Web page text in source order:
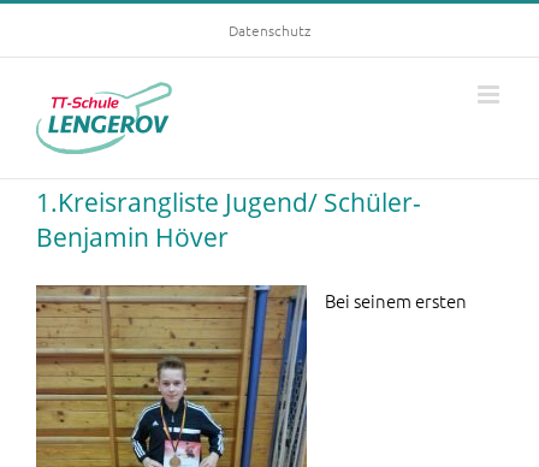
Datenschutz
1.Kreisrangliste Jugend/ Schüler-
Benjamin Höver
Bei seinem ersten